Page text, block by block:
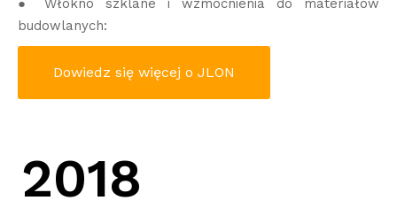
budowlanych:
Dowiedz się więcej o JLON
2018